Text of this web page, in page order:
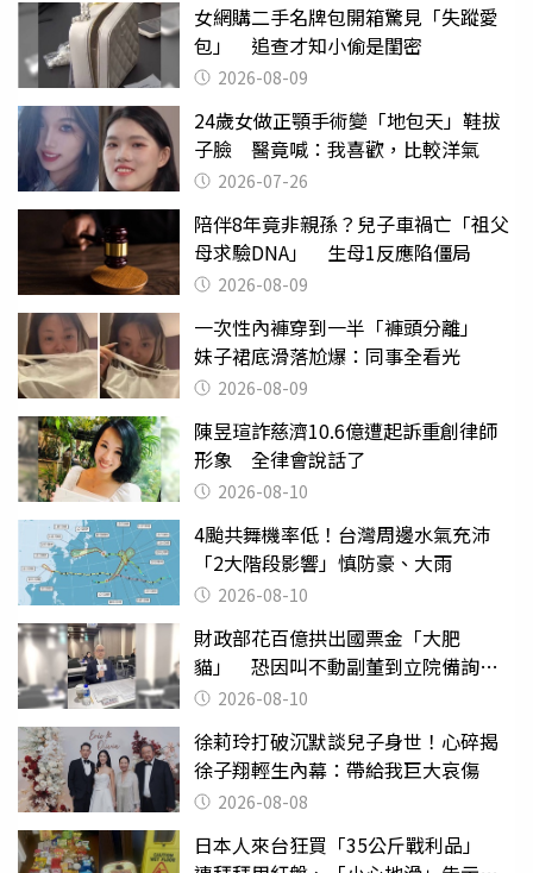
女網購二手名牌包開箱驚見「失蹤愛
包」 追查才知小偷是閨密
2026-08-09
24歲女做正顎手術變「地包天」鞋拔
子臉 醫竟喊：我喜歡，比較洋氣
2026-07-26
陪伴8年竟非親孫？兒子車禍亡「祖父
母求驗DNA」 生母1反應陷僵局
2026-08-09
一次性內褲穿到一半「褲頭分離」
妹子裙底滑落尬爆：同事全看光
2026-08-09
陳昱瑄詐慈濟10.6億遭起訴重創律師
形象 全律會說話了
2026-08-10
4颱共舞機率低！台灣周邊水氣充沛
「2大階段影響」慎防豪、大雨
2026-08-10
財政部花百億拱出國票金「大肥
貓」 恐因叫不動副董到立院備詢惹
議 2026-08-10
徐莉玲打破沉默談兒子身世！心碎揭
徐子翔輕生內幕：帶給我巨大哀傷
2026-08-08
日本人來台狂買「35公斤戰利品」